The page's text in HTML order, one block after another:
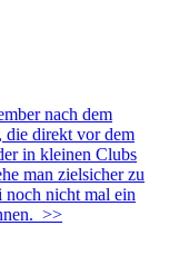
nach dem
die direkt vor dem
in kleinen Clubs
man zielsicher zu
noch nicht mal ein
>>